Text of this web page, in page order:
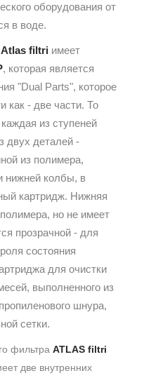
оборудования от
в воде.
Atlas filtri имеет
, которая является
"Dual Parts", которое
как - две части. То
из ступеней
двух деталей -
из полимера,
нижней колбы, в
картридж. Нижняя
но не имеет
прозрачной - для
состояния
для очистки
выполненного из
шнура,
сетки.
фильтра ATLAS filtri
две внутренних